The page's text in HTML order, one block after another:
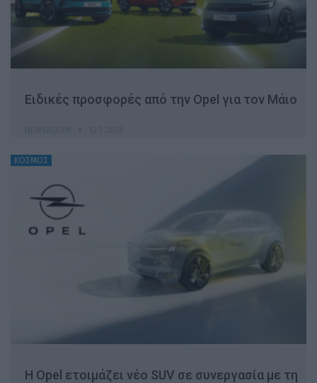
Ειδικές προσφορές από την Opel για τον Μάιο
ΚΟΣΜΟΣ
Η Opel ετοιμάζει νέο SUV σε συνεργασία με τη